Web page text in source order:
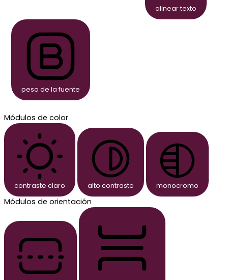
alinear texto
peso de la fuente
Módulos de color
contraste claro alto contraste monocromo
Módulos de orientación